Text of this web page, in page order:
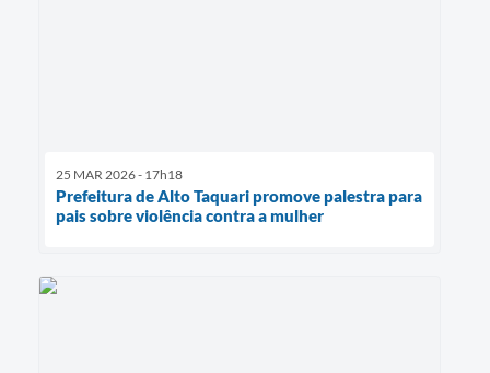
25 MAR 2026 - 17h18
Prefeitura de Alto Taquari promove palestra para
pais sobre violência contra a mulher